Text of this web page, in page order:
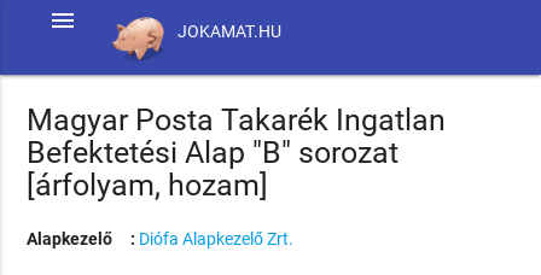
JOKAMAT.HU
menu
Magyar Posta Takarék Ingatlan
Befektetési Alap "B" sorozat
[árfolyam, hozam]
Alapkezelő : Diófa Alapkezelő Zrt.